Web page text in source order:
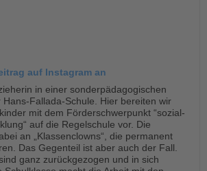
auf Instagram an
in einer sonderpädagogischen
Hans-Fallada-Schule. Hier bereiten wir
mit dem Förderschwerpunkt “sozial-
auf die Regelschule vor. Die
an „Klassenclowns“, die permanent
Das Gegenteil ist aber auch der Fall.
ganz zurückgezogen und in sich